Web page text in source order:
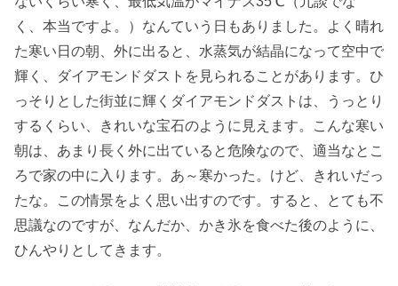
く、本当ですよ。）なんていう日もありました。よく晴れ
た寒い日の朝、外に出ると、水蒸気が結晶になって空中で
輝く、ダイアモンドダストを見られることがあります。ひ
っそりとした街並に輝くダイアモンドダストは、うっとり
するくらい、きれいな宝石のように見えます。こんな寒い
朝は、あまり長く外に出ていると危険なので、適当なとこ
ろで家の中に入ります。あ～寒かった。けど、きれいだっ
たな。この情景をよく思い出すのです。すると、とても不
思議なのですが、なんだか、かき氷を食べた後のように、
ひんやりとしてきます。